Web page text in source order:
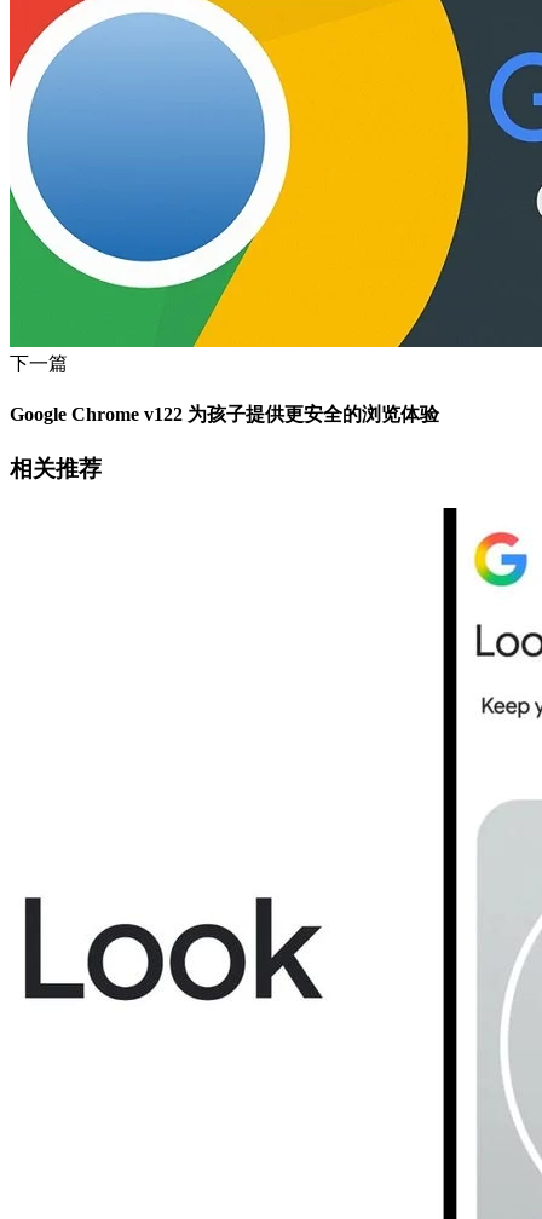
下一篇
Google Chrome v122 为孩子提供更安全的浏览体验
相关推荐